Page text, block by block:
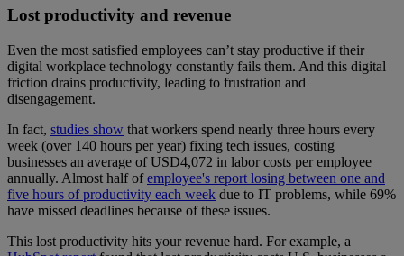
Lost productivity and revenue
Even the most satisfied employees can’t stay productive if their
digital workplace technology constantly fails them. And this digital
friction drains productivity, leading to frustration and
disengagement.
In fact, studies show that workers spend nearly three hours every
week (over 140 hours per year) fixing tech issues, costing
businesses an average of USD4,072 in labor costs per employee
annually. Almost half ofemployee's report losing between one and
five hours of productivity each week due to IT problems, while 69%
have missed deadlines because of these issues.
This lost productivity hits your revenue hard. For example, a